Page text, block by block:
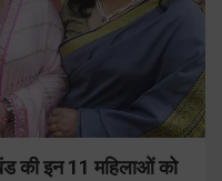
की इन 11 महिलाओं को